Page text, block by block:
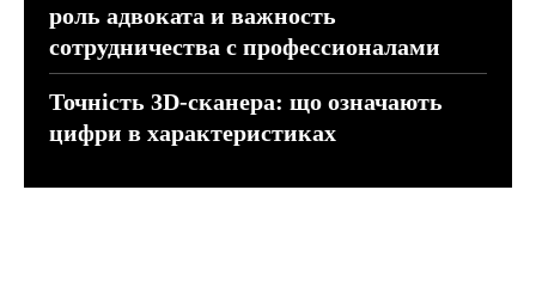
роль адвоката и важность
сотрудничества с профессионалами
Точність 3D-сканера: що означають
цифри в характеристиках